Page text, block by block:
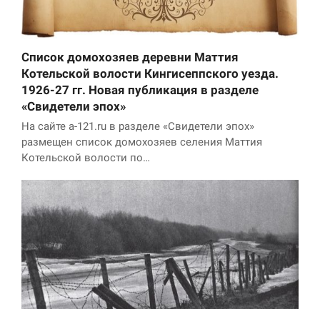
Список домохозяев деревни Маттия
Котельской волости Кингисеппского уезда.
1926-27 гг. Новая публикация в разделе
«Свидетели эпох»
На сайте a-121.ru в разделе «Свидетели эпох»
размещен список домохозяев селения Маттия
Котельской волости по…